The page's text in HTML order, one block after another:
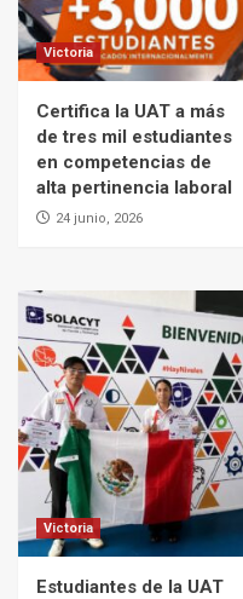
Victoria
Certifica la UAT a más
de tres mil estudiantes
en competencias de
alta pertinencia laboral
24 junio, 2026
Victoria
Estudiantes de la UAT